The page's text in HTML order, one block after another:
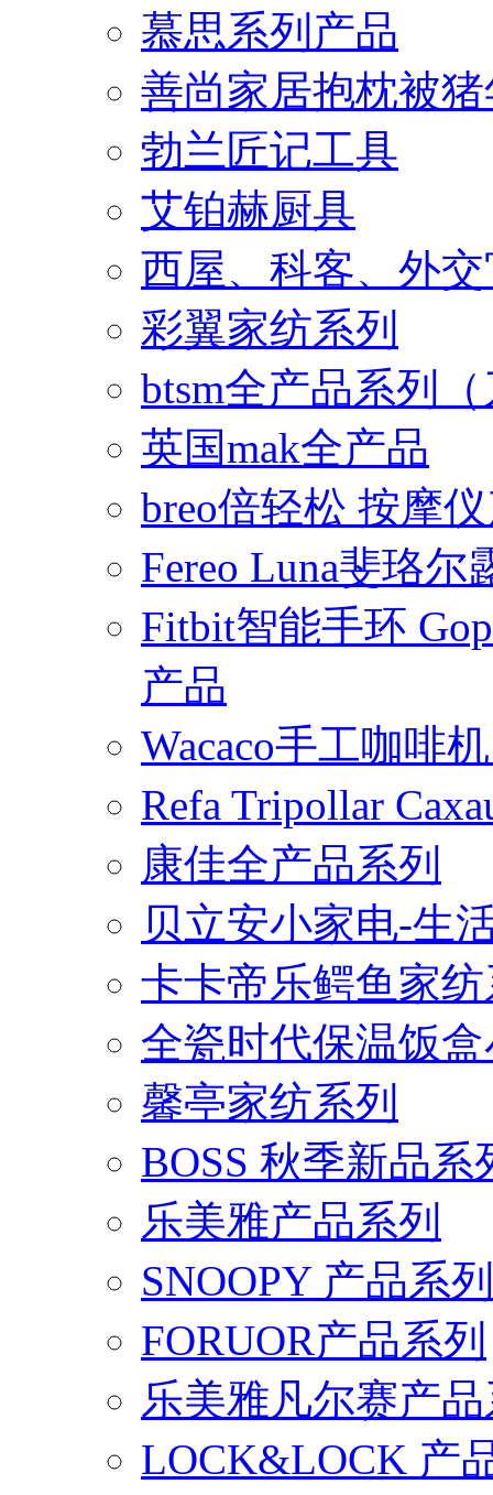
慕思系列产品
善尚家居抱枕被
勃兰匠记工具
艾铂赫厨具
西屋、科客、外
彩翼家纺系列
btsm全产品系列
英国mak全产品
breo倍轻松 按摩
Fereo Luna斐珞
Fitbit智能手环
产品
Wacaco手工咖啡
Refa Tripollar
康佳全产品系列
贝立安小家电-生
卡卡帝乐鳄鱼家
全瓷时代保温饭
馨亭家纺系列
BOSS 秋季新品系
乐美雅产品系列
SNOOPY 产品系列
FORUOR产品系列
乐美雅凡尔赛产
LOCK&LOCK 产